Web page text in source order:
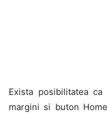
Exista posibilitatea
margini si buton